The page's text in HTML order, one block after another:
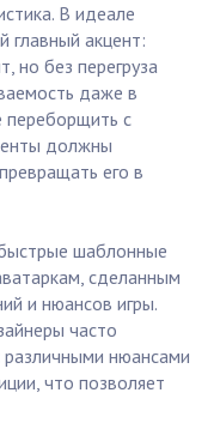
В идеале
главный акцент:
но без перегруза
даже в
переборщить с
должны
его в
шаблонные
сделанным
и нюансов игры.
часто
различными нюансами
что позволяет